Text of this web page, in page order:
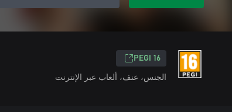
PEGI 16
الجنس، عنف، ألعاب عبر الإنترنت